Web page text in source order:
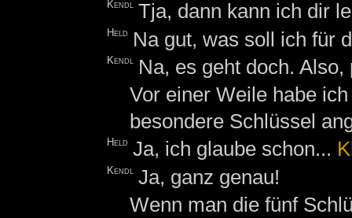
Kendl Tja, dann kann ich dir
Held Na gut, was soll ich für
Kendl
Na, es geht doch. Also,
Vor einer Weile habe
besondere Schlüssel
Held Ja, ich glaube schon...
Kendl
Ja, ganz genau!
Wenn man die fünf